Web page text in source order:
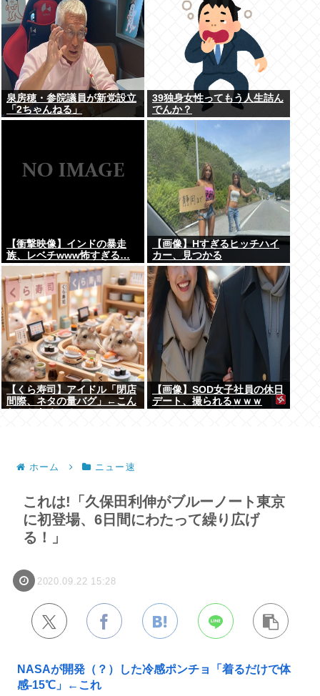
泉房穂・参院議員が新党設立
「2ちゃんねる」
39独身女性ってもう人生詰ん
でんか？
【衝撃映像】インドの暴走
族、レベチwww怖すぎる…
【画像】Hすぎるヒッチハイ
カー、見つかる
【くら寿司】アイドル「閉店
間際、ネタの量バグ」←こん
【画像】SOD女子社員の休日
デート、撮られるｗｗｗ
ホーム ニュー速
これは!「久保田利伸がブルーノート東京
に初登場、6日間にわたって繰り広げ
る！」
2020.09.22 15:28
NASAが開発（？）した冷感ポンチョ「着るだけで体
感-15℃」←これ